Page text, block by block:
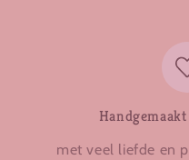
met veel liefde en